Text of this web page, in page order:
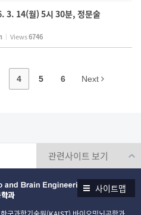
3. 14(월) 5시 30분, 정문술
Views6746
4 5 6 Next
사이트맵